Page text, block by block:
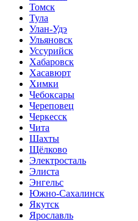
Томск
Тула
Улан-Удэ
Ульяновск
Уссурийск
Хабаровск
Хасавюрт
Химки
Чебоксары
Череповец
Черкесск
Чита
Шахты
Щёлково
Электросталь
Элиста
Энгельс
Южно-Сахалинск
Якутск
Ярославль